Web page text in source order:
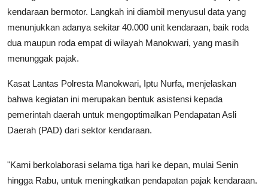
kendaraan bermotor. Langkah ini diambil menyusul data yang
menunjukkan adanya sekitar 40.000 unit kendaraan, baik roda
dua maupun roda empat di wilayah Manokwari, yang masih
menunggak pajak.
Kasat Lantas Polresta Manokwari, Iptu Nurfa, menjelaskan
bahwa kegiatan ini merupakan bentuk asistensi kepada
pemerintah daerah untuk mengoptimalkan Pendapatan Asli
Daerah (PAD) dari sektor kendaraan.
"Kami berkolaborasi selama tiga hari ke depan, mulai Senin
hingga Rabu, untuk meningkatkan pendapatan pajak kendaraan.